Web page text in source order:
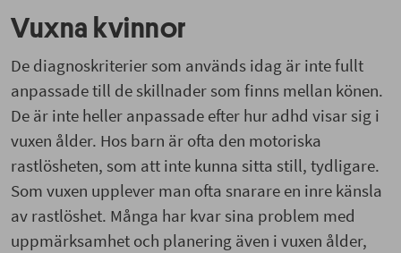
Vuxna kvinnor
De diagnoskriterier som används idag är inte fullt
anpassade till de skillnader som finns mellan könen.
De är inte heller anpassade efter hur adhd visar sig i
vuxen ålder. Hos barn är ofta den motoriska
rastlösheten, som att inte kunna sitta still, tydligare.
Som vuxen upplever man ofta snarare en inre känsla
av rastlöshet. Många har kvar sina problem med
uppmärksamhet och planering även i vuxen ålder,